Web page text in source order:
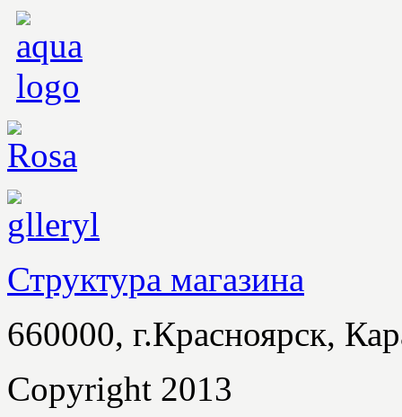
Структура магазина
660000, г.Красноярск,
Copyright 2013